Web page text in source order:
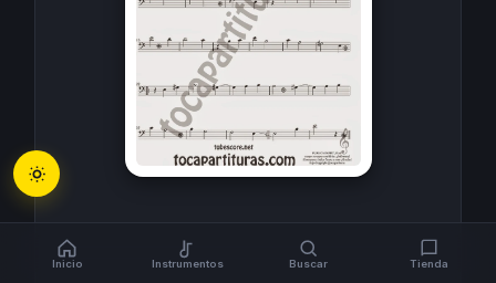
Inicio Instrumentos Buscar Tienda